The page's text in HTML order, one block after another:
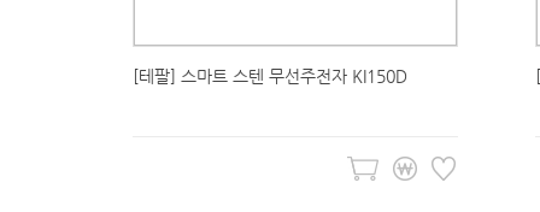
[테팔] 스마트 스텐 무선주전자 KI150D